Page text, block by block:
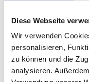
Diese Webseite
Wir verwenden
personalisieren,
zu können und die
analysieren.
Unser Kerngebiet
’sanfter Wärme mit
Radius Bad Saulgau,
Erbach, Ulm,